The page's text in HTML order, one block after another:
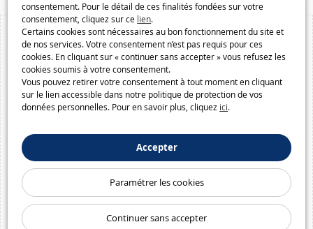
consentement. Pour le détail de ces finalités fondées sur votre
consentement, cliquez sur ce lien.
Certains cookies sont nécessaires au bon fonctionnement du site et
de nos services. Votre consentement n’est pas requis pour ces
cookies. En cliquant sur « continuer sans accepter » vous refusez les
cookies soumis à votre consentement.
Vous pouvez retirer votre consentement à tout moment en cliquant
sur le lien accessible dans notre politique de protection de vos
données personnelles. Pour en savoir plus, cliquez ici.
Accepter
Paramétrer les cookies
Continuer sans accepter